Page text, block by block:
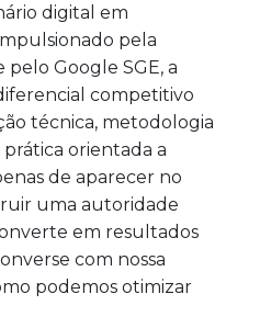
digital em
pela
Google SGE, a
competitivo
técnica, metodologia
orientada a
de aparecer no
uma autoridade
em resultados
com nossa
podemos otimizar